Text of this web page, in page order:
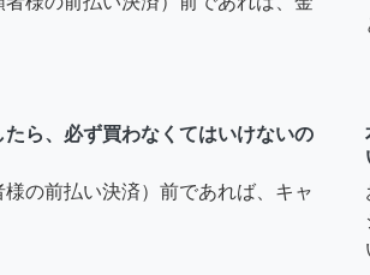
ら、必ず買わなくてはいけないの
の前払い決済）前であれば、キャ